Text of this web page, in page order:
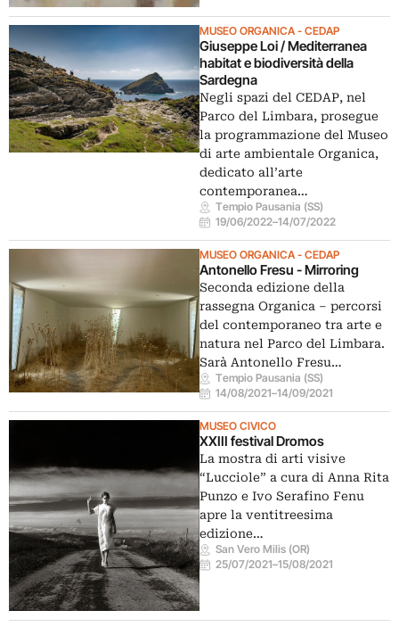
MUSEO ORGANICA - CEDAP
Giuseppe Loi / Mediterranea
habitat e biodiversità della
Sardegna
Negli spazi del CEDAP, nel
Parco del Limbara, prosegue
la programmazione del Museo
di arte ambientale Organica,
dedicato all’arte
contemporanea…
Tempio Pausania (SS)
19/06/2022–14/07/2022
MUSEO ORGANICA - CEDAP
Antonello Fresu - Mirroring
Seconda edizione della
rassegna Organica – percorsi
del contemporaneo tra arte e
natura nel Parco del Limbara.
Sarà Antonello Fresu…
Tempio Pausania (SS)
14/08/2021–14/09/2021
MUSEO CIVICO
XXIII festival Dromos
La mostra di arti visive
“Lucciole” a cura di Anna Rita
Punzo e Ivo Serafino Fenu
apre la ventitreesima
edizione…
San Vero Milis (OR)
25/07/2021–15/08/2021